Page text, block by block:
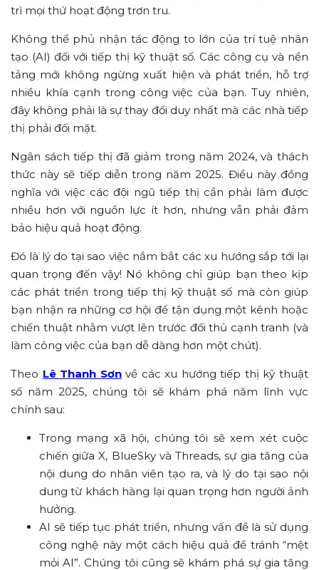
trì mọi thứ hoạt động trơn tru.
Không thể phủ nhận tác động to lớn của trí tuệ nhân
tạo (AI) đối với tiếp thị kỹ thuật số. Các công cụ và nền
tảng mới không ngừng xuất hiện và phát triển, hỗ trợ
nhiều khía cạnh trong công việc của bạn. Tuy nhiên,
đây không phải là sự thay đổi duy nhất mà các nhà tiếp
thị phải đối mặt.
Ngân sách tiếp thị đã giảm trong năm 2024, và thách
thức này sẽ tiếp diễn trong năm 2025. Điều này đồng
nghĩa với việc các đội ngũ tiếp thị cần phải làm được
nhiều hơn với nguồn lực ít hơn, nhưng vẫn phải đảm
bảo hiệu quả hoạt động.
Đó là lý do tại sao việc nắm bắt các xu hướng sắp tới lại
quan trọng đến vậy! Nó không chỉ giúp bạn theo kịp
các phát triển trong tiếp thị kỹ thuật số mà còn giúp
bạn nhận ra những cơ hội để tận dụng một kênh hoặc
chiến thuật nhằm vượt lên trước đối thủ cạnh tranh (và
làm công việc của bạn dễ dàng hơn một chút).
Theo Lê Thanh Sơnvề các xu hướng tiếp thị kỹ thuật
số năm 2025, chúng tôi sẽ khám phá năm lĩnh vực
chính sau:
Trong mạng xã hội, chúng tôi sẽ xem xét cuộc
chiến giữa X, BlueSky và Threads, sự gia tăng của
nội dung do nhân viên tạo ra, và lý do tại sao nội
dung từ khách hàng lại quan trọng hơn người ảnh
hưởng.
AI sẽ tiếp tục phát triển, nhưng vấn đề là sử dụng
công nghệ này một cách hiệu quả để tránh “mệt
mỏi AI”. Chúng tôi cũng sẽ khám phá sự gia tăng